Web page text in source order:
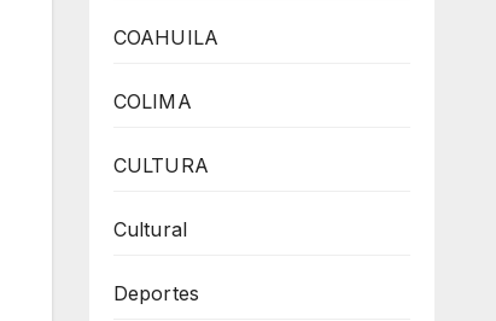
COAHUILA
COLIMA
CULTURA
Cultural
Deportes